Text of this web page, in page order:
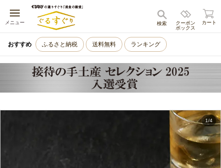
メニュー
キャンセル
クーポン
ボックス
検索 カート
おすすめ ふるさと納税 送料無料 ランキング
1/4